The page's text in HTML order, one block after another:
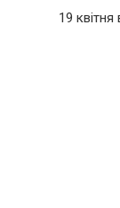
19 квітня